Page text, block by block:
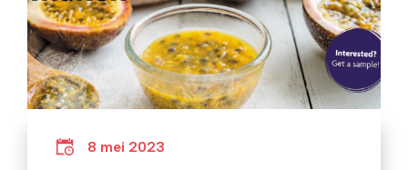
8 mei 2023